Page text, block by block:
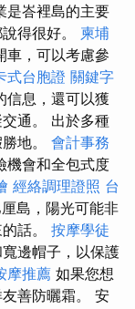
是峇裡島的主要
得很好。 柬埔
車，可以考慮參
式台胞證 關鍵字
信息，還可以獲
通。 出於多種
地。 會計事務
機會和全包式度
經絡調理證照 台
島，陽光可能非
話。 按摩學徒
邊帽子，以保護
摩推薦 如果您想
善防曬霜。 安